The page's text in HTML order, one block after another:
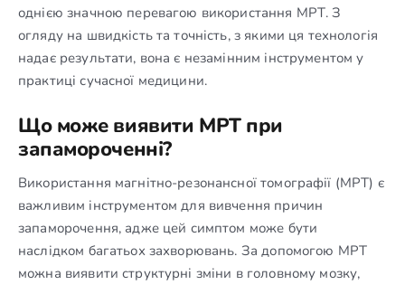
однією значною перевагою використання МРТ. З
огляду на швидкість та точність, з якими ця технологія
надає результати, вона є незамінним інструментом у
практиці сучасної медицини.
Що може виявити МРТ при
запамороченні?
Використання магнітно-резонансної томографії (МРТ) є
важливим інструментом для вивчення причин
запаморочення, адже цей симптом може бути
наслідком багатьох захворювань. За допомогою МРТ
можна виявити структурні зміни в головному мозку,